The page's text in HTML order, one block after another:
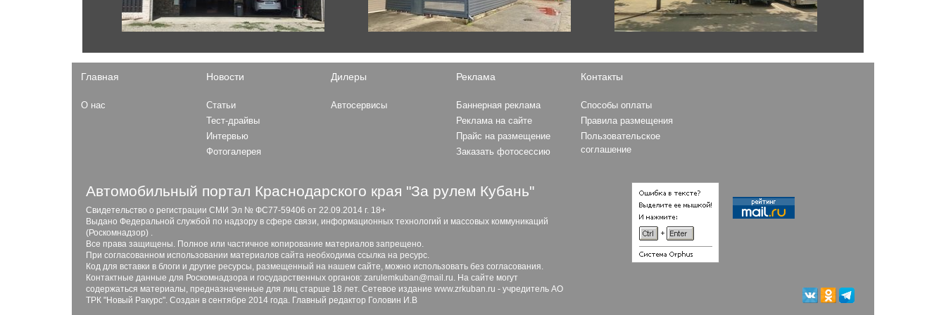
Expedition
31029
Honda
Civic Type R
Civic
CR-V
Patrol
Murano
Mokka
Peugeot
408
208
508
5008
Grandeur
Elantra
Ioniq
Santa Fe
H-1
Lamborghini
Huracan
Urus
MCLAREN F1 TEAM
SCUDERIA FERRARI
RED BULL RACING
MERCEDES AMG PETRONAS
WILLIAMS F1 RACING
STAKE
ALPINE F1 TEAM
Главная
О нас
Новости
Статьи
Тест-драйвы
Интервью
Фотогалерея
Дилеры
Автосервисы
Реклама
Баннерная реклама
Реклама на сайте
Прайс на размещение
Заказать фотосессию
Контакты
Способы оплаты
Правила размещения
Пользовательское
соглашение
Автомобильный портал Краснодарского края "За рулем Кубань"
Свидетельство о регистрации СМИ Эл № ФС77-59406 от 22.09.2014 г. 18+
Выдано Федеральной службой по надзору в сфере связи, информационных технологий и массовых коммуникаций
(Роскомнадзор) .
Все права защищены. Полное или частичное копирование материалов запрещено.
При согласованном использовании материалов сайта необходима ссылка на ресурс.
Код для вставки в блоги и другие ресурсы, размещенный на нашем сайте, можно использовать без согласования.
Контактные данные для Роскомнадзора и государственных органов: zarulemkuban@mail.ru. На сайте могут
содержаться материалы, предназначенные для лиц старше 18 лет. Сетевое издание www.zrkuban.ru - учредитель АО
ТРК "Новый Ракурс". Создан в сентябре 2014 года. Главный редактор Головин И.В